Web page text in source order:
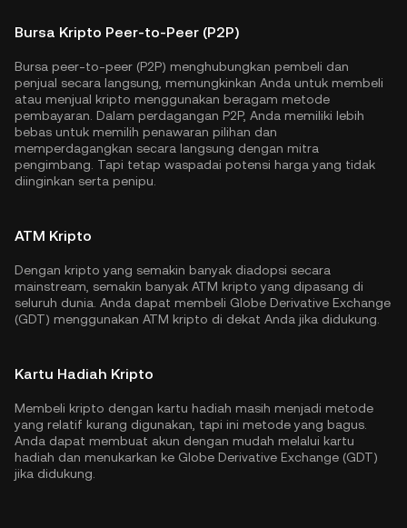
Bursa Kripto Peer-to-Peer (P2P)
Bursa peer-to-peer (P2P) menghubungkan pembeli dan
penjual secara langsung, memungkinkan Anda untuk membeli
atau menjual kripto menggunakan beragam metode
pembayaran. Dalam perdagangan P2P, Anda memiliki lebih
bebas untuk memilih penawaran pilihan dan
memperdagangkan secara langsung dengan mitra
pengimbang. Tapi tetap waspadai potensi harga yang tidak
diinginkan serta penipu.
ATM Kripto
Dengan kripto yang semakin banyak diadopsi secara
mainstream, semakin banyak ATM kripto yang dipasang di
seluruh dunia. Anda dapat membeli Globe Derivative Exchange
(GDT) menggunakan ATM kripto di dekat Anda jika didukung.
Kartu Hadiah Kripto
Membeli kripto dengan kartu hadiah masih menjadi metode
yang relatif kurang digunakan, tapi ini metode yang bagus.
Anda dapat membuat akun dengan mudah melalui kartu
hadiah dan menukarkan ke Globe Derivative Exchange (GDT)
jika didukung.